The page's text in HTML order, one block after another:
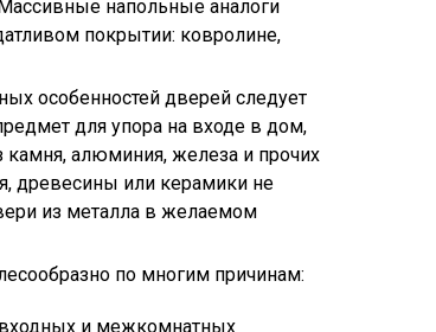
напольные аналоги
покрытии: ковролине,
особенностей дверей следует
для упора на входе в дом,
камня, алюминия, железа и прочих
древесины или керамики не
из металла в желаемом
по многим причинам:
и межкомнатных